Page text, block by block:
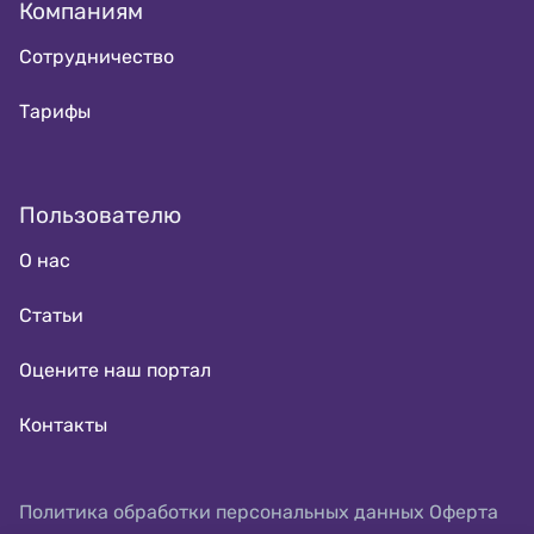
Компаниям
Сотрудничество
Тарифы
Пользователю
О нас
Статьи
Оцените наш портал
Контакты
Политика обработки персональных данных Оферта